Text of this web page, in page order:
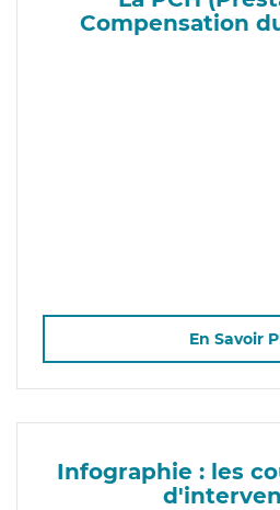
Compensation
En Savoir
Infographie : les